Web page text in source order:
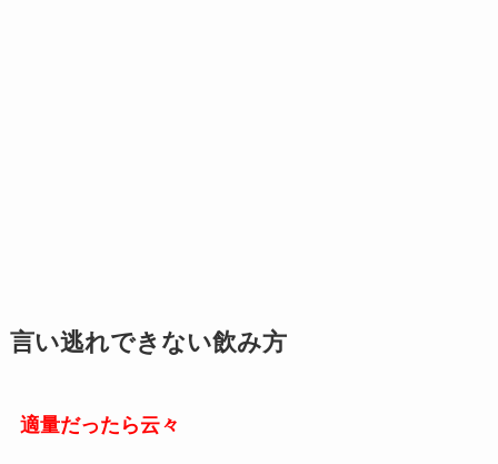
言い逃れできない飲み方
適量だったら云々